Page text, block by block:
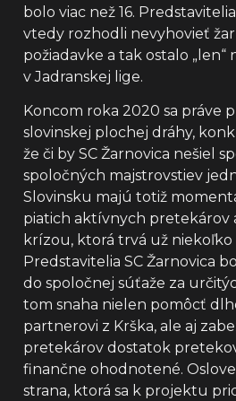
bolo viac než 16.
vtedy rozhodli nevyhovieť
požiadavke a tak ostalo „len“
v Jadranskej lige.
Koncom roka 2020 sa práve
slovinskej plochej dráhy,
že či by SC Žarnovica nešiel
spoločných majstrovstiev
Slovinsku majú totiž
piatich aktívnych pretekárov
krízou, ktorá trvá už niekoľko
Predstavitelia SC Žarnovica
do spoločnej súťaže za
tom snaha nielen pomôcť
partnerovi z Krška, ale aj
pretekárov dostatok
finančne ohodnotené.
strana, ktorá sa k projektu